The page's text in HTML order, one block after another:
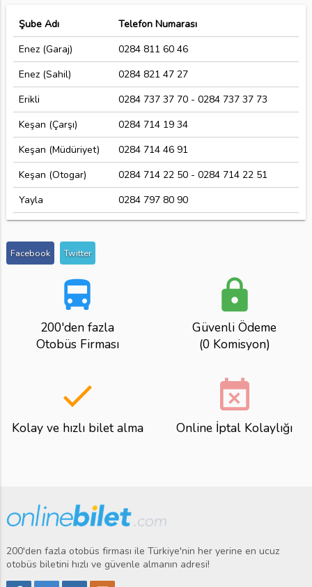
Şube Adı
Telefon Numarası
Enez (Garaj)
0284 811 60 46
Enez (Sahil)
0284 821 47 27
Erikli
0284 737 37 70 - 0284 737 37 73
Keşan (Çarşı)
0284 714 19 34
Keşan (Müdüriyet)
0284 714 46 91
Keşan (Otogar)
0284 714 22 50 - 0284 714 22 51
Yayla
0284 797 80 90
Facebook Twitter
directions_bus
200'den fazla
Otobüs Firması
lock
Güvenli Ödeme
(0 Komisyon)
done
Kolay ve hızlı bilet alma
event_busy
Online İptal Kolaylığı
200'den fazla otobüs firması ile Türkiye'nin her yerine en ucuz
otobüs biletini hızlı ve güvenle almanın adresi!